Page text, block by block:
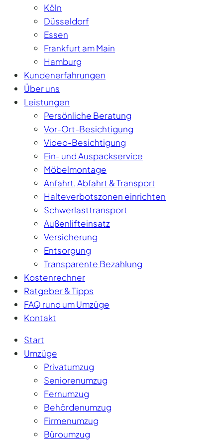
Köln
Düsseldorf
Essen
Frankfurt am Main
Hamburg
Kundenerfahrungen
Über uns
Leistungen
Persönliche Beratung
Vor-Ort-Besichtigung
Video-Besichtigung
Ein- und Auspackservice
Möbelmontage
Anfahrt, Abfahrt & Transport
Halteverbotszonen einrichten
Schwerlasttransport
Außenlifteinsatz
Versicherung
Entsorgung
Transparente Bezahlung
Kostenrechner
Ratgeber & Tipps
FAQ rund um Umzüge
Kontakt
Start
Umzüge
Privatumzug
Seniorenumzug
Fernumzug
Behördenumzug
Firmenumzug
Büroumzug